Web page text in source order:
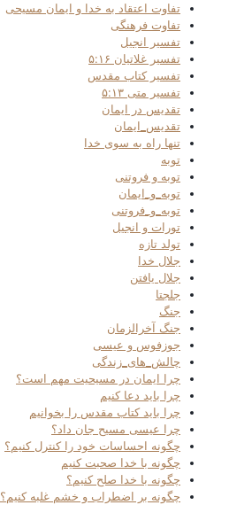
تفاوت اعتقاد به خدا و ایمان مسیحی
تفاوت فرهنگی
تفسیر انجیل
تفسیر غلاتیان ۵:۱۶
تفسیر کتاب مقدس
تفسیر متی ۵:۱۳
تقدیس در ایمان
تقدیس_ایمان
تنها راه به سوی خدا
توبه
توبه و فروتنی
توبه_و_ایمان
توبه_و_فروتنی
تورات و انجیل
تولد تازه
جلال خدا
جلال یافتن
جلجتا
جنگ
جنگ آخرالزمان
جوزفوس و عیسی
چالش_های_زندگی
چرا ایمان در مسیحیت مهم است؟
چرا باید دعا کنیم
چرا باید کتاب مقدس را بخوانیم
چرا عیسی مسیح جان داد؟
چگونه احساسات خود را کنترل کنیم؟
چگونه با خدا صحبت کنیم
چگونه با خدا صلح کنیم؟
چگونه بر اضطراب و خشم غلبه کنیم؟